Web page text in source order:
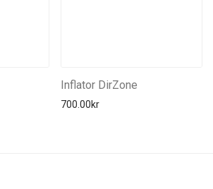
Inflator DirZone
700.00kr